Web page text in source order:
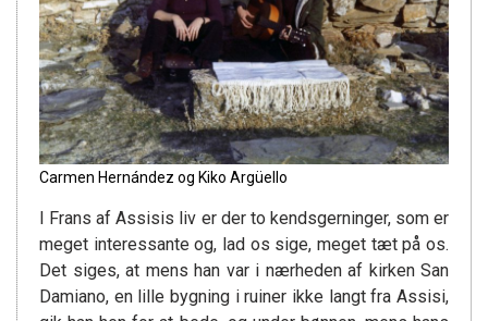
Carmen Hernández og Kiko Argüello
I Frans af Assisis liv er der to kendsgerninger, som er
meget interessante og, lad os sige, meget tæt på os.
Det siges, at mens han var i nærheden af kirken San
Damiano, en lille bygning i ruiner ikke langt fra Assisi,